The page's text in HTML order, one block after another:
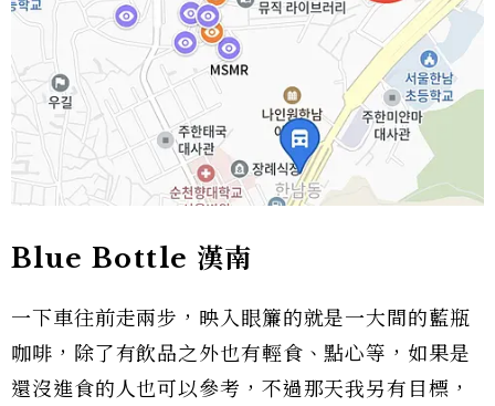
Blue Bottle 漢南
一下車往前走兩步，映入眼簾的就是一大間的藍瓶
咖啡，除了有飲品之外也有輕食、點心等，如果是
還沒進食的人也可以參考，不過那天我另有目標，